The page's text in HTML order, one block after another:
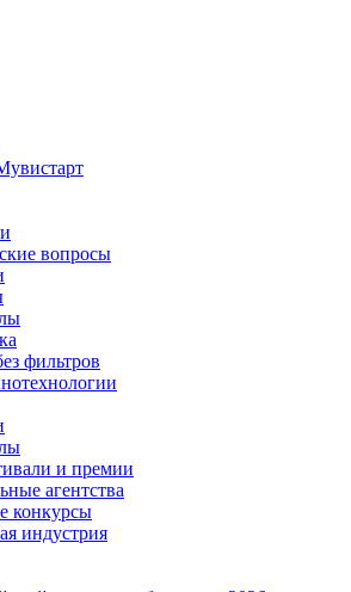
вопросы
фильтров
и премии
агентства
конкурсы
индустрия